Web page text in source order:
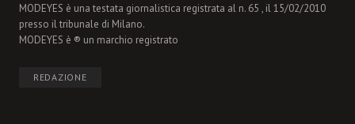
MODEYES è una testata giornalistica registrata al n. 65 , il 15/02/2010
presso il tribunale di Milano.
MODEYES è ® un marchio registrato
REDAZIONE